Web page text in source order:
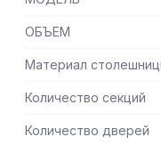
ОБЪЕМ
Материал
Количество секций
Количество дверей